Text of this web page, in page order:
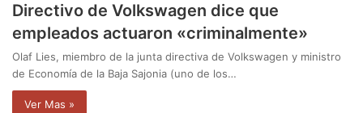
Directivo de Volkswagen dice que
empleados actuaron «criminalmente»
Olaf Lies, miembro de la junta directiva de Volkswagen y ministro
de Economía de la Baja Sajonia (uno de los…
Ver Mas »